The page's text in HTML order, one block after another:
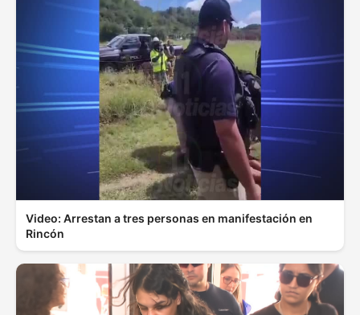
Video: Arrestan a tres personas en manifestación en
Rincón